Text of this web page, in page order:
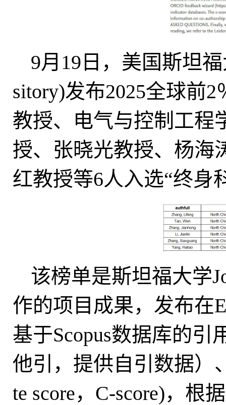
9月19日，美国斯坦
sitory)发布2025全球前
教授、电气与控制工程
授、张晓光教授、杨海
红教授等6人入选“终身
该榜单是斯坦福大学
作的项目成果，发布在
基于Scopus数据库的
他引，提供自引数据）
te score，C-score)，根